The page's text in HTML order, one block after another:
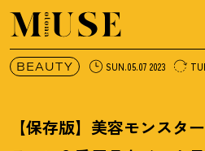
オトナミューズ ウェブ
BEAUTY SUN.05.07 2023
【保存版】美容モンスタ